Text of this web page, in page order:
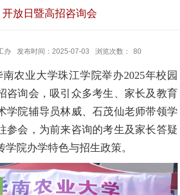
开放日暨高招咨询会
办 发布时间：2025-07-03 浏览次数： 80
农业大学珠江学院举办2025年校园
咨询会，吸引众多考生、家长及教育
学院辅导员林威、石茂仙老师带领学
参会，为前来咨询的考生及家长答疑
院办学特色与招生政策。